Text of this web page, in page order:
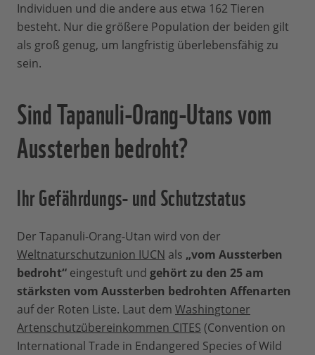
Individuen und die andere aus etwa 162 Tieren
besteht. Nur die größere Population der beiden gilt
als groß genug, um langfristig überlebensfähig zu
sein.
Sind Tapanuli-Orang-Utans vom
Aussterben bedroht?
Ihr Gefährdungs- und Schutzstatus
Der Tapanuli-Orang-Utan wird von der
Weltnaturschutzunion IUCN als „vom Aussterben
bedroht“ eingestuft und gehört zu den 25 am
stärksten vom Aussterben bedrohten Affenarten
auf der Roten Liste. Laut dem Washingtoner
Artenschutzübereinkommen CITES (Convention on
International Trade in Endangered Species of Wild